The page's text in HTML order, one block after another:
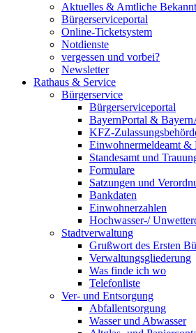
Aktuelles & Amtliche
Bürgerserviceportal
Online-Ticketsystem
Notdienste
vergessen und vorbei?
Newsletter
Rathaus & Service
Bürgerservice
Bürgerserviceportal
BayernPortal &
KFZ-
Einwohnermeldeamt &
Standesamt und
Formulare
Satzungen und
Bankdaten
Einwohnerzahlen
Hochwasser-/
Stadtverwaltung
Grußwort des Ersten
Verwaltungsgliederung
Was finde ich wo
Telefonliste
Ver- und Entsorgung
Abfallentsorgung
Wasser und Abwasser